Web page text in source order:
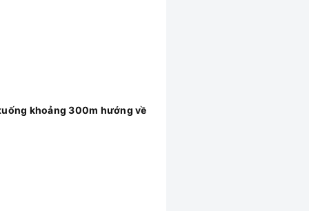
khoảng 300m hướng về